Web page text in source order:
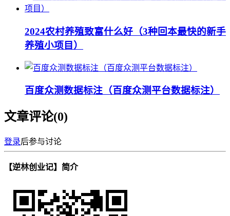
2024农村养殖致富什么好（3种回本最快的新手
养殖小项目）
百度众测数据标注（百度众测平台数据标注）
文章评论(0)
登录后参与讨论
【逆林创业记】简介